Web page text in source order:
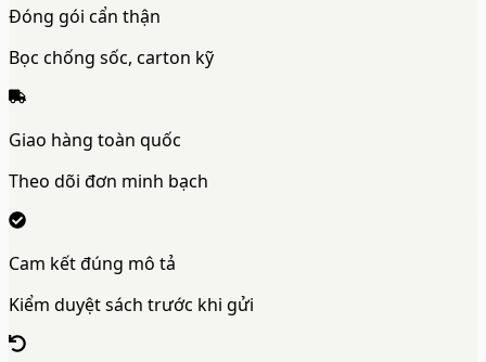
Đóng gói cẩn thận
Bọc chống sốc, carton kỹ
Giao hàng toàn quốc
Theo dõi đơn minh bạch
Cam kết đúng mô tả
Kiểm duyệt sách trước khi gửi